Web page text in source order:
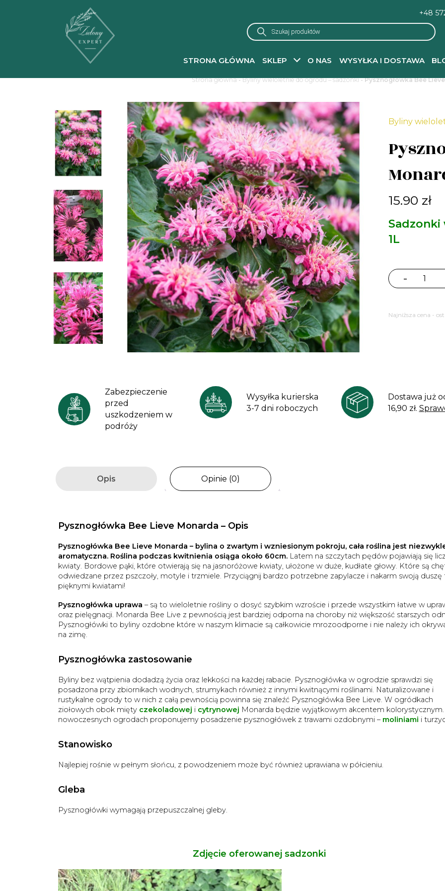
+48
Wyszukiwarka
produktów
STRONA GŁÓWNA SKLEP O NAS WYSYŁKA I DOSTAWA
Strona główna-Byliny wieloletnie do ogrodu – sadzonki- Pysznogłówka Bee
Byliny
15.90 zł
1L
-
ilość
Lieve
Najniższa cena -
Zabezpieczenie
przed
uszkodzeniem w
podróży
Wysyłka kurierska
3-7 dni roboczych
Dostawa już
16,90 zł.
Opis Opinie (0)
Pysznogłówka Bee Lieve Monarda – Opis
Pysznogłówka Bee Lieve Monarda – bylina o zwartym i wzniesionym pokroju, cała roślina jest
aromatyczna. Roślina podczas kwitnienia osiąga około 60cm. Latem na szczytach pędów pojawiają się
kwiaty. Bordowe pąki, które otwierają się na jasnoróżowe kwiaty, ułożone w duże, kudłate głowy. Które są
odwiedzane przez pszczoły, motyle i trzmiele. Przyciągnij bardzo potrzebne zapylacze i nakarm swoją duszę
pięknymi kwiatami!
Pysznogłówka uprawa – są to wieloletnie rośliny o dosyć szybkim wzroście i przede wszystkim łatwe w
oraz pielęgnacji. Monarda Bee Live z pewnością jest bardziej odporna na choroby niż większość starszych
Pysznogłówki to byliny ozdobne które w naszym klimacie są całkowicie mrozoodporne i nie należy ich
na zimę.
Pysznogłówka zastosowanie
Byliny bez wątpienia dodadzą życia oraz lekkości na każdej rabacie. Pysznogłówka w ogrodzie sprawdzi się
posadzona przy zbiornikach wodnych, strumykach również z innymi kwitnącymi roślinami. Naturalizowane i
rustykalne ogrody to w nich z całą pewnością powinna się znaleźć Pysznogłówka Bee Lieve. W ogródkach
ziołowych obok mięty czekoladowej i cytrynowej Monarda będzie wyjątkowym akcentem
nowoczesnych ogrodach proponujemy posadzenie pysznogłówek z trawami ozdobnymi – moliniami i
Stanowisko
Najlepiej rośnie w pełnym słońcu, z powodzeniem może być również uprawiana w półcieniu.
Gleba
Pysznogłówki wymagają przepuszczalnej gleby.
Zdjęcie oferowanej sadzonki